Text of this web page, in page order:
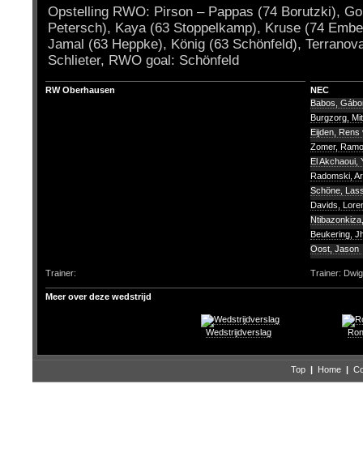
Opstelling RWO: Pirson – Pappas (74 Borutzki),
Petersch), Kaya (63 Stoppelkamp), Kruse (74
Jamal (63 Heppke), König (63 Schönfeld),
Schlieter, RWO goal: Schönfeld
RW Oberhausen
NEC
Babos,
Burgzorg,
Eijden, Rens
Zomer,
El Akchaoui,
Radomski,
Schöne,
Davids,
Beukering,
Oost, Jason
Trainer: Trainer:
Meer over deze wedstrijd
Wedstrijdverslag
Top | Home |